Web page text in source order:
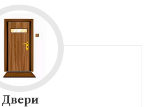
Двери